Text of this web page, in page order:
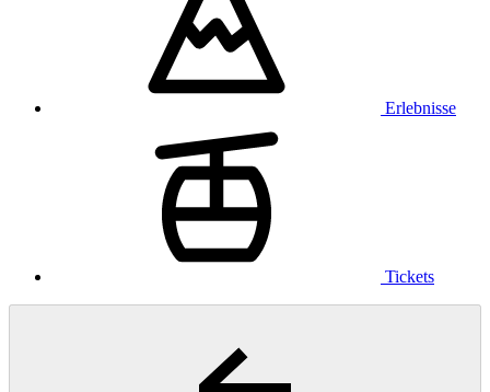
Erlebnisse
Tickets